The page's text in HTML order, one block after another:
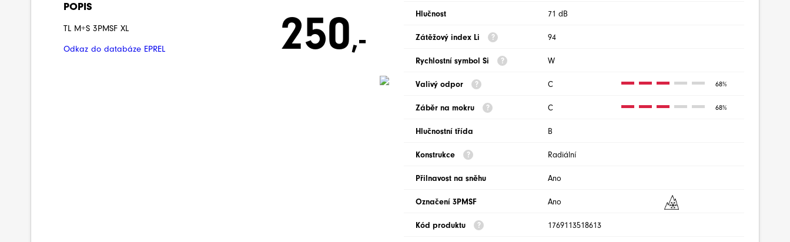
POPIS
TL M+S 3PMSF XL
Odkaz do databáze EPREL 250,-
Hlučnost 71 dB
Zátěžový index Li 94
Rychlostní symbol Si W
Valivý odpor C 68%
Záběr na mokru C 68%
Hlučnostní třída B
Konstrukce Radiální
Přilnavost na sněhu Ano
Označení 3PMSF Ano
Kód produktu 1769113518613